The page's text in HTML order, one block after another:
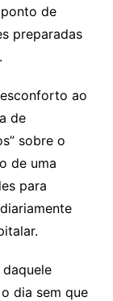
de
preparadas
ao
de
sobre o
de uma
para
dia sem que